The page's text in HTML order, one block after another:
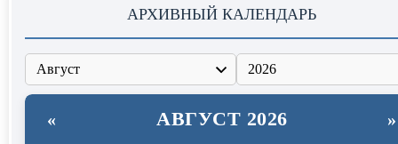
АРХИВНЫЙ КАЛЕНДАРЬ
« АВГУСТ 2026 »